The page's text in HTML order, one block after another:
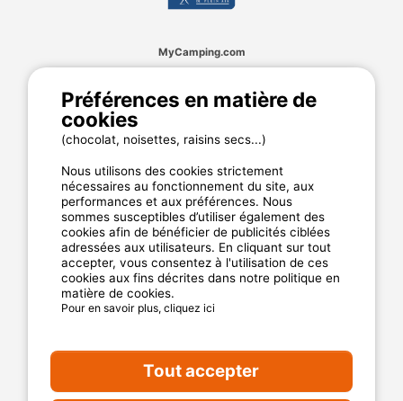
MyCamping.com
Mentions légales
Plan de site
Cookies
Charte de confidentialité
La garantie MyCamping.com
Un paiement 100% sécurisé
Un service client disponible et dédié
Des avis clients authentiques
Les offres aux meilleur prix
Préférences en matière de
cookies
(chocolat, noisettes, raisins secs...)
Nous utilisons des cookies strictement
nécessaires au fonctionnement du site, aux
performances et aux préférences. Nous
sommes susceptibles d’utiliser également des
cookies afin de bénéficier de publicités ciblées
adressées aux utilisateurs. En cliquant sur tout
accepter, vous consentez à l'utilisation de ces
cookies aux fins décrites dans notre politique en
matière de cookies.
Pour en savoir plus, cliquez ici
Tout accepter